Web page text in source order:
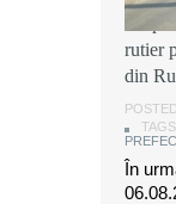
rutier
din
În